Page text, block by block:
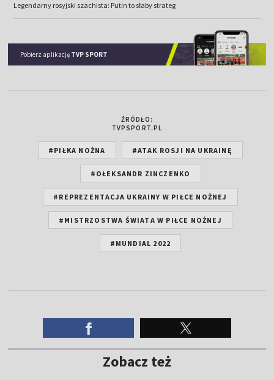
Legendarny rosyjski szachista: Putin to słaby strateg
Pobierz aplikację TVP SPORT
ŹRÓDŁO:
TVPSPORT.PL
#PIŁKA NOŻNA #ATAK ROSJI NA UKRAINĘ
#OŁEKSANDR ZINCZENKO
#REPREZENTACJA UKRAINY W PIŁCE NOŻNEJ
#MISTRZOSTWA ŚWIATA W PIŁCE NOŻNEJ
#MUNDIAL 2022
Zobacz też